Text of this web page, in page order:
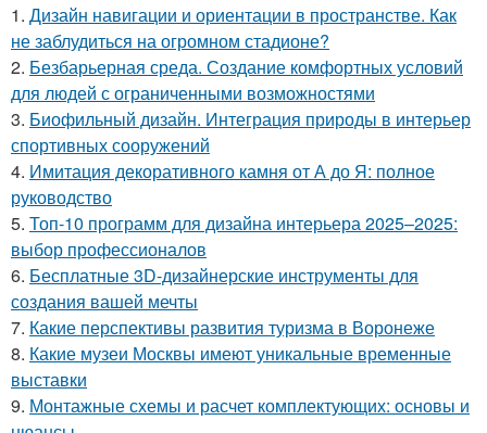
1. Дизайн навигации и ориентации в пространстве. Как
не заблудиться на огромном стадионе?
2. Безбарьерная среда. Создание комфортных условий
для людей с ограниченными возможностями
3. Биофильный дизайн. Интеграция природы в интерьер
спортивных сооружений
4. Имитация декоративного камня от А до Я: полное
руководство
5. Топ-10 программ для дизайна интерьера 2025–2025:
выбор профессионалов
6. Бесплатные 3D-дизайнерские инструменты для
создания вашей мечты
7. Какие перспективы развития туризма в Воронеже
8. Какие музеи Москвы имеют уникальные временные
выставки
9. Монтажные схемы и расчет комплектующих: основы и